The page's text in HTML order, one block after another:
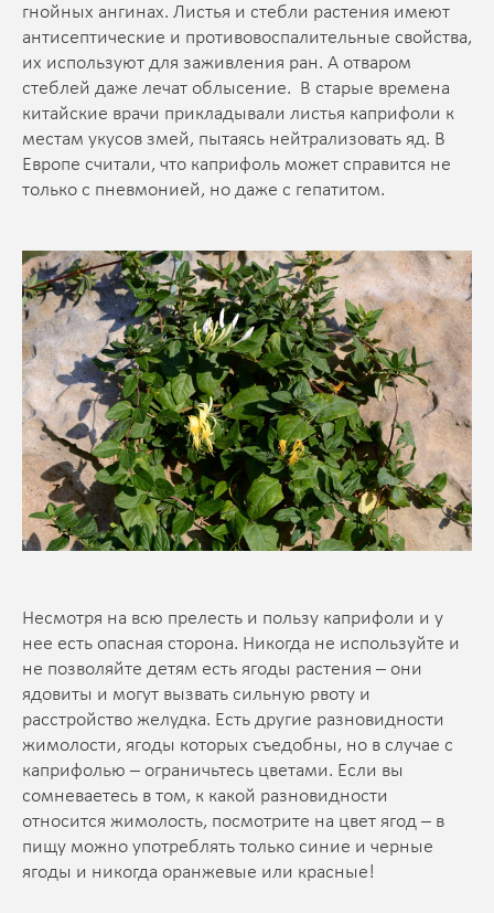
гнойных ангинах. Листья и стебли растения имеют
антисептические и противовоспалительные свойства,
их используют для заживления ран. А отваром
стеблей даже лечат облысение. В старые времена
китайские врачи прикладывали листья каприфоли к
местам укусов змей, пытаясь нейтрализовать яд. В
Европе считали, что каприфоль может справится не
только с пневмонией, но даже с гепатитом.
Несмотря на всю прелесть и пользу каприфоли и у
нее есть опасная сторона. Никогда не используйте и
не позволяйте детям есть ягоды растения – они
ядовиты и могут вызвать сильную рвоту и
расстройство желудка. Есть другие разновидности
жимолости, ягоды которых съедобны, но в случае с
каприфолью – ограничьтесь цветами. Если вы
сомневаетесь в том, к какой разновидности
относится жимолость, посмотрите на цвет ягод – в
пищу можно употреблять только синие и черные
ягоды и никогда оранжевые или красные!